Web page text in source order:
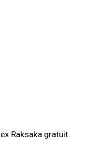
Raksaka gratuit.